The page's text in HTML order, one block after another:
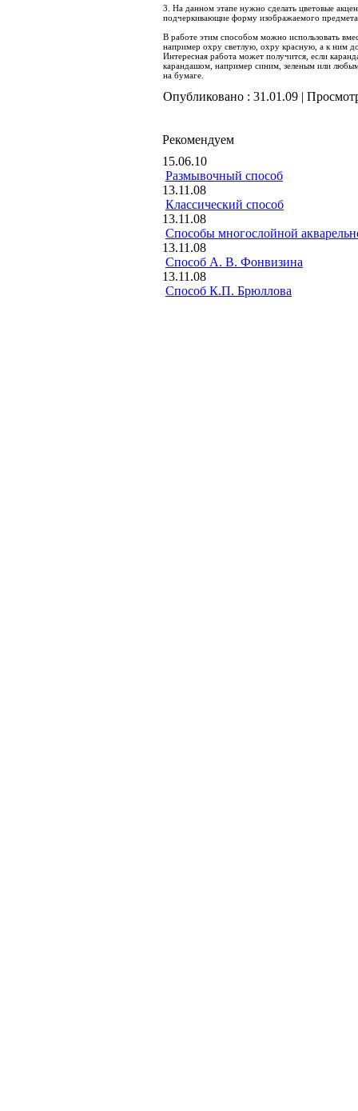
3. На данном этапе нужно сделать цветовые
подчеркивающие форму изображаемого
В работе этим способом можно использовать
например охру светлую, охру красную, а к ним
Интересная работа может получится, если
карандашом, например синим, зеленым или
на бумаге.
Опубликовано : 31.01.09 |
Рекомендуем
15.06.10
Размывочный способ
13.11.08
Классический способ
13.11.08
Способы многослойной
13.11.08
Способ А. В. Фонвизина
13.11.08
Способ К.П. Брюллова